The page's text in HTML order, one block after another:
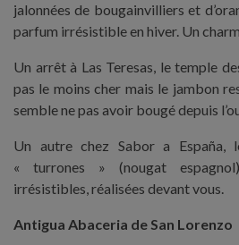
jalonnées de bougainvilliers et
parfum irrésistible en hiver. Un
Un arrêt à Las Teresas, le temple
pas le moins cher mais le jambon
semble ne pas avoir bougé depuis
Un autre chez Sabor a España,
« turrones » (nougat
irrésistibles, réalisées devant vous.
Antigua Abaceria de San Lorenzo